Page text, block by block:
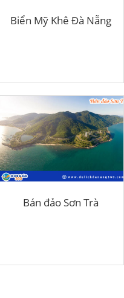
Biển Mỹ Khê Đà Nẵng
Bán đảo Sơn Trà